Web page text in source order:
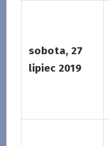
sobota, 27
lipiec 2019